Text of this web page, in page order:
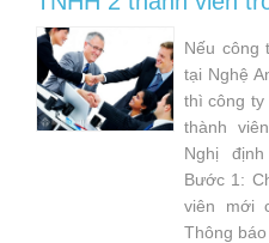
Nếu công
tại Nghệ
thì công ty
thành
Nghị
Bước 1:
viên mới
Thông